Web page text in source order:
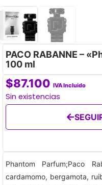
PACO RABANNE –
100 ml
$87.100 IVA Incluido
Sin existencias
Phantom Parfum;Paco
cardamomo, bergamota,